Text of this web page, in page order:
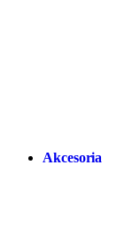
Akcesoria